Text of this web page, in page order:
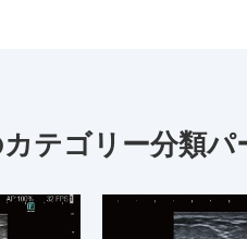
カテゴリー分類